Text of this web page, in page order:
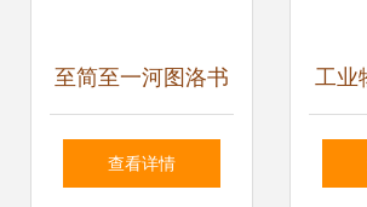
至简至一河图洛书
斩获数字中国人工
查看详情
工业
能